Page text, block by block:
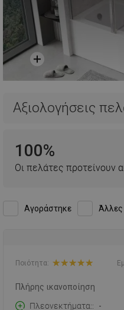
Αξιολογήσεις
100%
Οι πελάτες προτείνουν
Αγοράστηκε Άλλες
Ποιότητα:
Πλήρης ικανοποίηση
Πλεονεκτήματα:
-